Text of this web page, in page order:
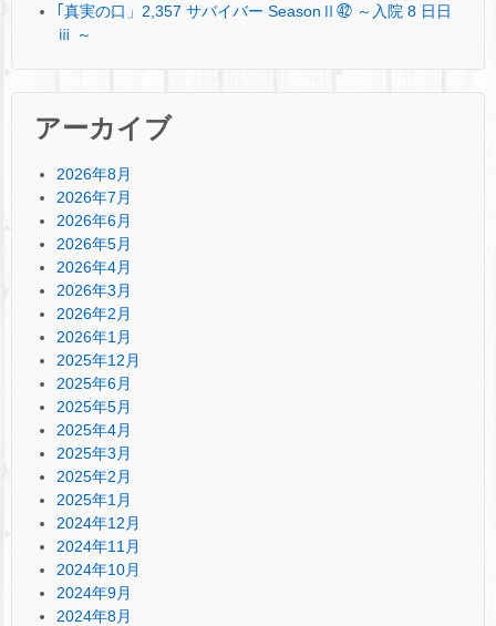
｢真実の口」2,357 サバイバー SeasonⅡ㊷ ～入院 8 日日
ⅲ ～
アーカイブ
2026年8月
2026年7月
2026年6月
2026年5月
2026年4月
2026年3月
2026年2月
2026年1月
2025年12月
2025年6月
2025年5月
2025年4月
2025年3月
2025年2月
2025年1月
2024年12月
2024年11月
2024年10月
2024年9月
2024年8月